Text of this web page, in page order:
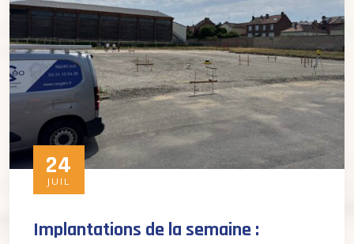
24
JUIL
Implantations de la semaine :